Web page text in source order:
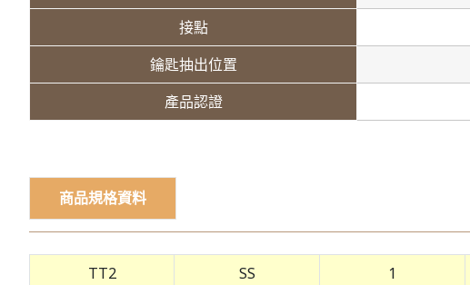
接點
鑰匙抽出位置
產品認證
商品規格資料
TT2 SS 1